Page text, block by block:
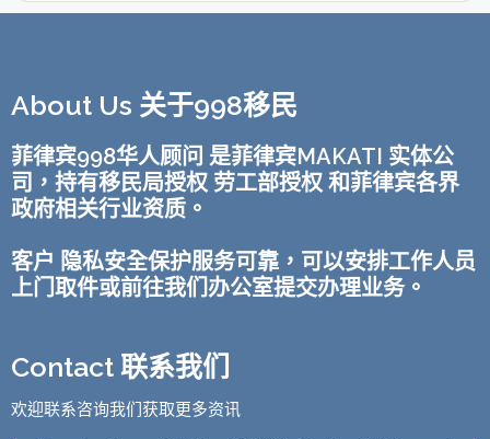
About Us 关于998移民
菲律宾998华人顾问 是菲律宾MAKATI 实体公
司，持有移民局授权 劳工部授权 和菲律宾各界
政府相关行业资质。
客户 隐私安全保护服务可靠，可以安排工作人员
上门取件或前往我们办公室提交办理业务。
Contact 联系我们
欢迎联系咨询我们获取更多资讯